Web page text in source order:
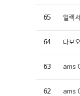
65 일렉
64 다보
63 ams
62 ams